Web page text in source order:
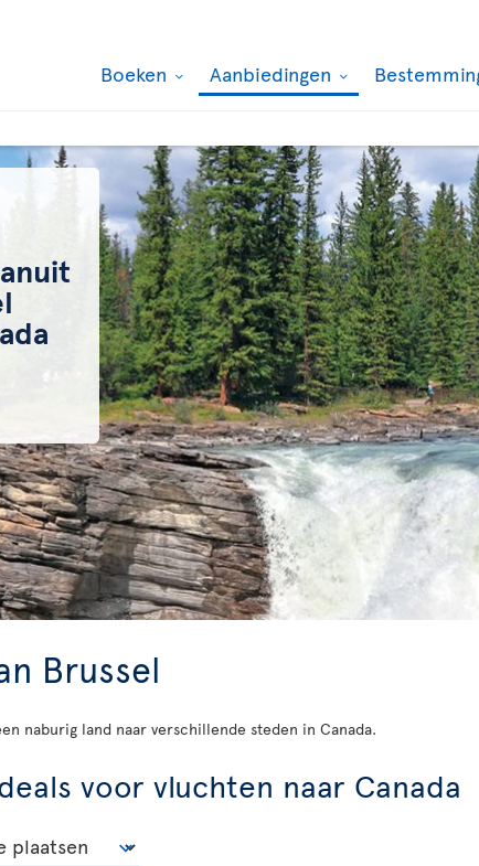
Boeken Aanbiedingen
Brussel
naburig land naar verschillende steden in Canada.
voor vluchten naar Canada